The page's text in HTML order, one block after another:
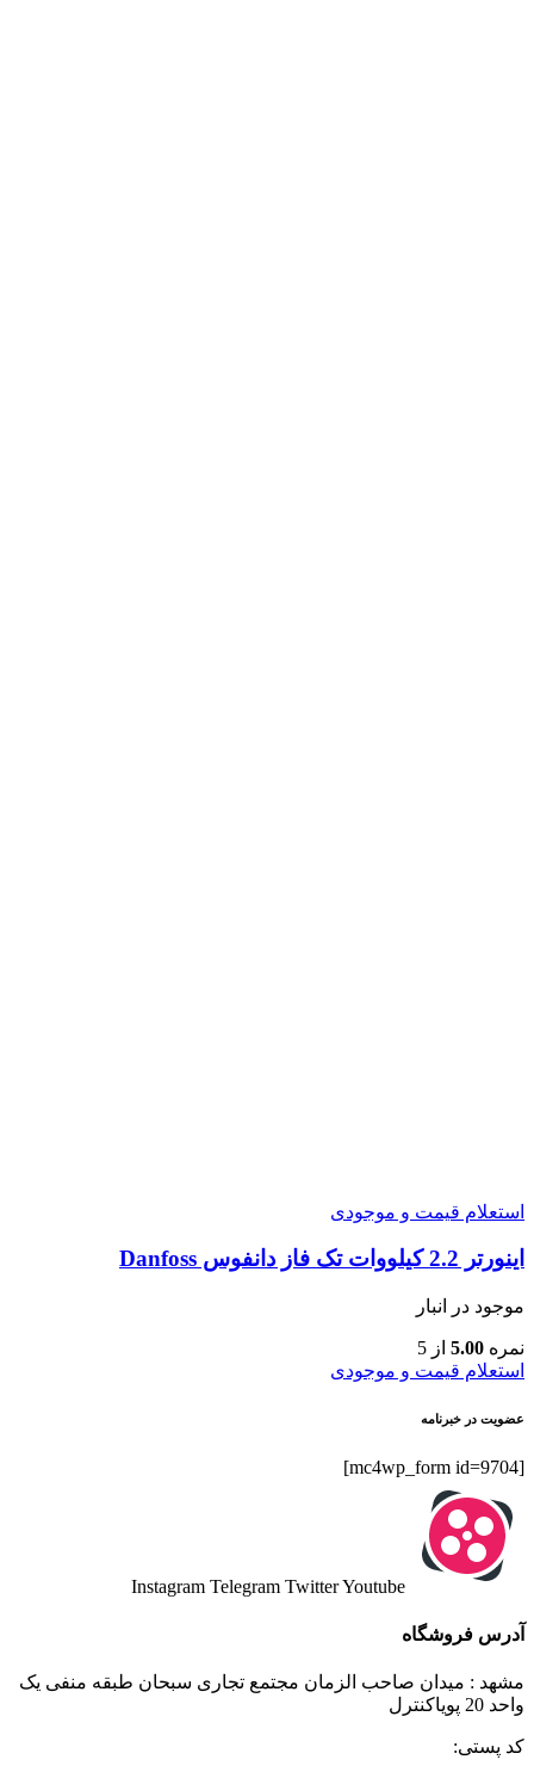
استعلام قیمت و موجودی
اینورتر 2.2 کیلووات تک فاز دانفوس Danfoss
موجود در انبار
نمره 5.00 از 5
استعلام قیمت و موجودی
عضویت در خبرنامه
[mc4wp_form id=9704]
Instagram Telegram TwitterYoutube
آدرس فروشگاه
مشهد : میدان صاحب الزمان مجتمع تجاری سبحان طبقه منفی یک
واحد 20 پویاکنترل
کد پستی: